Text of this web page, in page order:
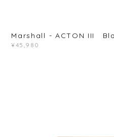
Marshall - ACTON III
¥45,980